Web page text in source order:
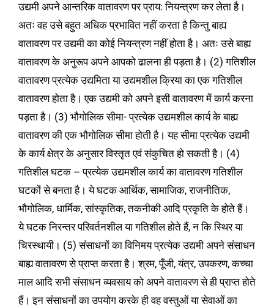
उद्यमी अपने आन्तरिक वातावरण पर प्राय: नियन्त्रण कर लेता है।
अतः वह उसे बहुत अधिक प्रभावित नहीं करता है किन्तु बाह्य
वातावरण पर उद्यमी का कोई नियन्त्रण नहीं होता है। अतः उसे बाह्य
वातावरण के अनुरूप अपने आपको ढालना ही पड़ता है। (2) गतिशील
वातावरण प्रत्येक उद्यमिता या उद्यमशील क्रिया का एक गतिशील
वातावरण होता है। एक उद्यमी को अपने इसी वातावरण में कार्य करना
पड़ता है। (3) भौगोलिक सीमा- प्रत्येक उद्यमशील कार्य के बाह्य
वातावरण की एक भौगोलिक सीमा होती है। यह सीमा प्रत्येक उद्यमी
के कार्य क्षेत्र के अनुसार विस्तृत एवं संकुचित हो सकती है। (4)
गतिशील घटक – प्रत्येक उद्यमशील कार्य का वातावरण गतिशील
घटकों से बनता है। ये घटक आर्थिक, सामाजिक, राजनीतिक,
भौगोलिक, धार्मिक, सांस्कृतिक, तकनीकी आदि प्रकृति के होते हैं।
ये घटक निरन्तर परिवर्तनशील या गतिशील होते हैं, न कि स्थिर या
चिरस्थायी। (5) संसाधनों का विनिमय प्रत्येक उद्यमी अपने संसाधन
बाह्य वातावरण से प्राप्त करता है। श्रम, पूँजी, यंत्र, उपकरण, कच्चा
माल आदि सभी संसाधन व्यवसाय को अपने वातावरण से ही प्राप्त होते
हैं। इन संसाधनों का उपयोग करके ही वह वस्तुओं या सेवाओं का